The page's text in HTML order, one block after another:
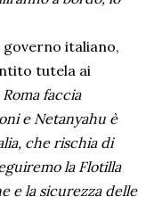
italiano,
tutela ai
faccia
e Netanyahu è
che rischia di
la Flotilla
e la sicurezza delle